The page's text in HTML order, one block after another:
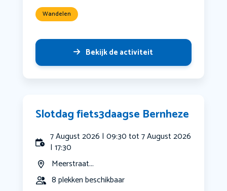
Wandelen
Bekijk de activiteit
Slotdag fiets3daagse Bernheze
7 August 2026 | 09:30 tot 7 August 2026
| 17:30
Meerstraat...
8 plekken beschikbaar